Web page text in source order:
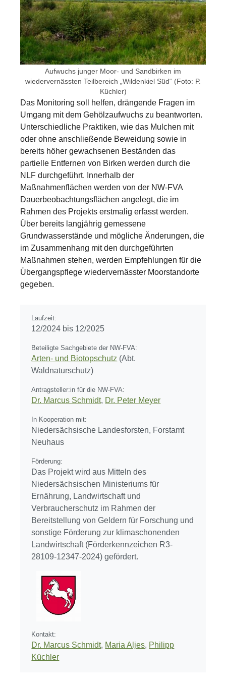
Aufwuchs junger Moor- und Sandbirken im
wiedervernässten Teilbereich „Wildenkiel Süd“ (Foto: P.
Küchler)
Das Monitoring soll helfen, drängende Fragen im
Umgang mit dem Gehölzaufwuchs zu beantworten.
Unterschiedliche Praktiken, wie das Mulchen mit
oder ohne anschließende Beweidung sowie in
bereits höher gewachsenen Beständen das
partielle Entfernen von Birken werden durch die
NLF durchgeführt. Innerhalb der
Maßnahmenflächen werden von der NW-FVA
Dauerbeobachtungsflächen angelegt, die im
Rahmen des Projekts erstmalig erfasst werden.
Über bereits langjährig gemessene
Grundwasserstände und mögliche Änderungen, die
im Zusammenhang mit den durchgeführten
Maßnahmen stehen, werden Empfehlungen für die
Übergangspflege wiedervernässter Moorstandorte
gegeben.
Laufzeit:
12/2024 bis 12/2025
Beteiligte Sachgebiete der NW-FVA:
Arten- und Biotopschutz (Abt.
Waldnaturschutz)
Antragsteller:in für die NW-FVA:
Dr. Marcus Schmidt, Dr. Peter Meyer
In Kooperation mit:
Niedersächsische Landesforsten, Forstamt
Neuhaus
Förderung:
Das Projekt wird aus Mitteln des
Niedersächsischen Ministeriums für
Ernährung, Landwirtschaft und
Verbraucherschutz im Rahmen der
Bereitstellung von Geldern für Forschung und
sonstige Förderung zur klimaschonenden
Landwirtschaft (Förderkennzeichen R3-
28109-12347-2024) gefördert.
Kontakt:
Dr. Marcus Schmidt, Maria Aljes, Philipp
Küchler